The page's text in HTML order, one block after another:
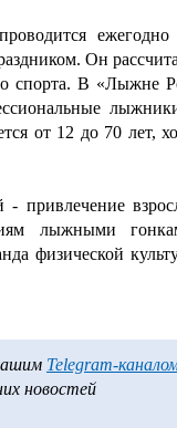
ежегодно
Он
спорта. В «Лыжне
от 12 до 70 лет,
- привлечение
лыжными
физической
Telegram-
новостей